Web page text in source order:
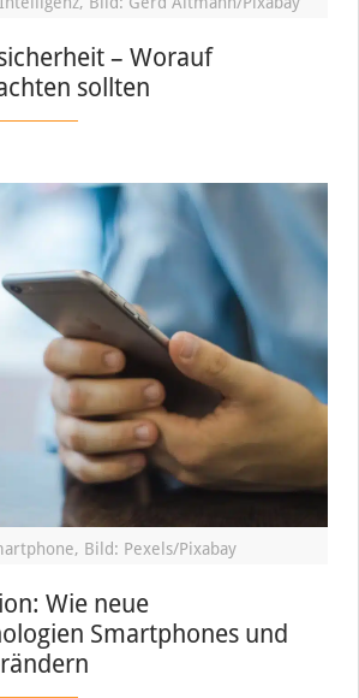
– Worauf
sollten
Bild: Pexels/Pixabay
Wie neue
Smartphones und